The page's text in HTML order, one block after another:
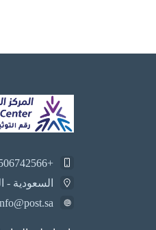
+966506742566
السعودية -